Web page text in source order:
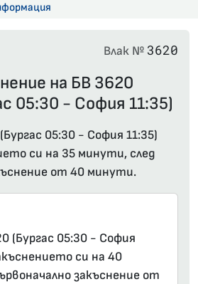
Влак № 3620
на БВ 3620
05:30 - София 11:35)
05:30 - София 11:35)
си на 35 минути, след
от 40 минути.
(Бургас 05:30 - София
си на 40
закъснение от